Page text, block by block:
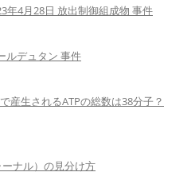
年4月28日 放出制御組成物 事件
ルデュタン 事件
産生されるATPの総数は38分子？
ナル）の見分け方